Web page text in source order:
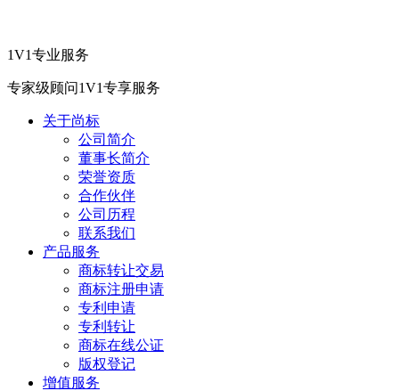
1V1专业服务
专家级顾问1V1专享服务
关于尚标
公司简介
董事长简介
荣誉资质
合作伙伴
公司历程
联系我们
产品服务
商标转让交易
商标注册申请
专利申请
专利转让
商标在线公证
版权登记
增值服务